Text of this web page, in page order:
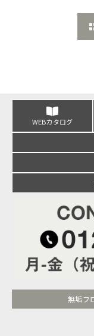
WEBカタログ
無垢フ